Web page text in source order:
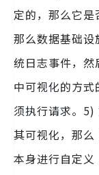
定的，那么它是
那么数据基础
统日志事件，
中可视化的方
须执行请求。
其可视化，那
本身进行自定义